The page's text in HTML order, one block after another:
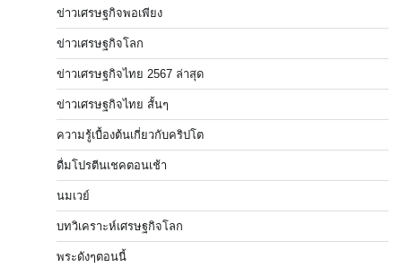
ข่าวเศรษฐกิจพอเพียง
ข่าวเศรษฐกิจโลก
ข่าวเศรษฐกิจไทย 2567 ล่าสุด
ข่าวเศรษฐกิจไทย สั้นๆ
ความรู้เบื้องต้นเกี่ยวกับคริปโต
ดื่มโปรตีนเชคตอนเช้า
นมเวย์
บทวิเคราะห์เศรษฐกิจโลก
พระดังๆตอนนี้